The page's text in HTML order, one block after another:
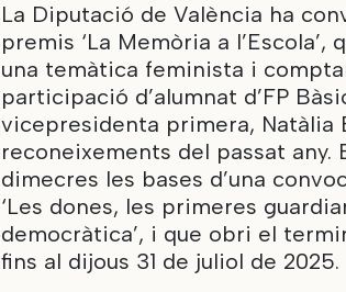
La Diputació de València ha
premis ‘La Memòria a
una temàtica feminista i
participació d’alumnat d’FP
vicepresidenta primera, Natàlia
reconeixements del passat any.
dimecres les bases d’una
‘Les dones, les primeres
democràtica’, i que obri el
fins al dijous 31 de juliol de 2025.